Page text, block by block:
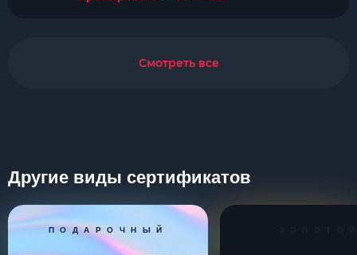
Смотреть все
Другие виды сертификатов
ПОДАРОЧНЫЙ